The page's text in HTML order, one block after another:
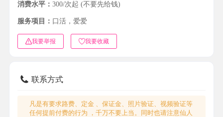
消费水平： 300/次起 (不要先给钱)
服务项目： 口活，爱爱
我要举报 我要收藏
联系方式
凡是有要求路费、定金 、保证金、照片验证、视频验证等
任何提前付费的行为 ，千万不要上当。同时也请注意仙人